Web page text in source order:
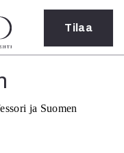
Tilaa
ja Suomen